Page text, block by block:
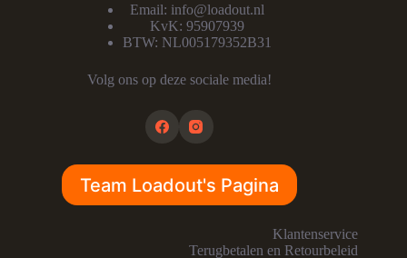
Email: info@loadout.nl
KvK: 95907939
BTW: NL005179352B31
Volg ons op deze sociale media!
Team Loadout's Pagina
Klantenservice
Terugbetalen en Retourbeleid